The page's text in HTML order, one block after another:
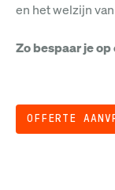
en het welzijn
Zo bespaar je
OFFERTE